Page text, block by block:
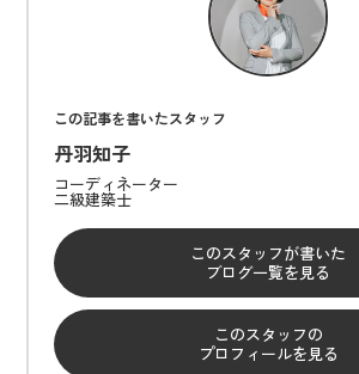
この記事を書いたスタッフ
丹羽知子
コーディネーター
二級建築士
このスタッフが書いた
ブログ一覧を見る
このスタッフの
プロフィールを見る